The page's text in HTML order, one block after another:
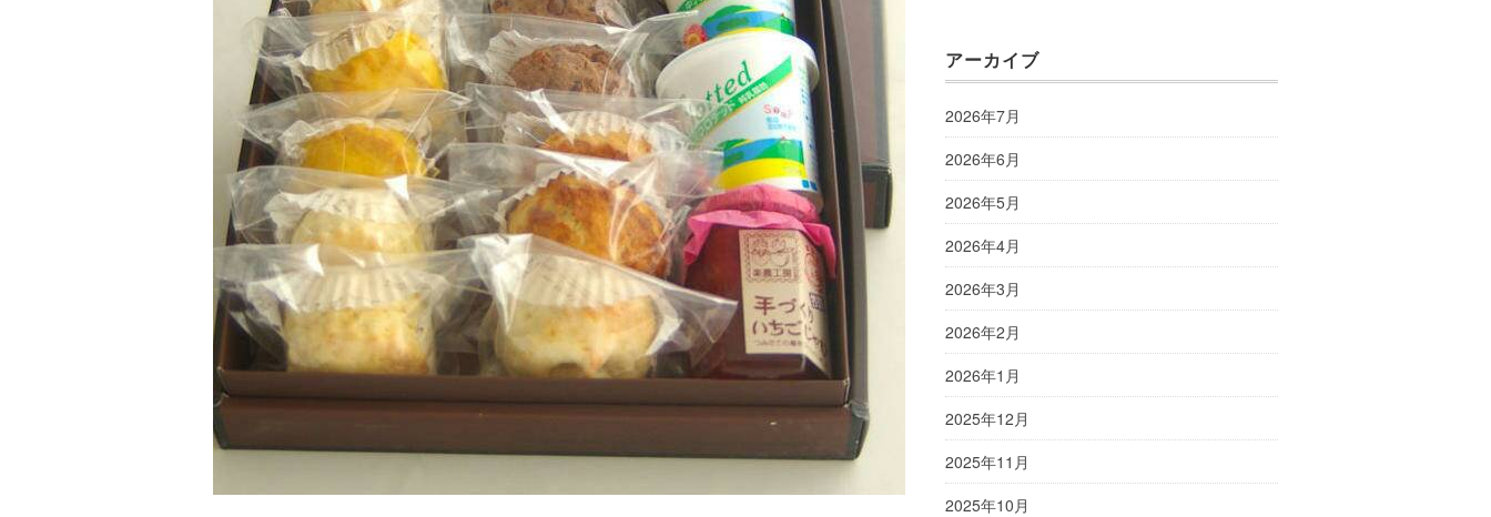
アーカイブ
2026年7月
2026年6月
2026年5月
2026年4月
2026年3月
2026年2月
2026年1月
2025年12月
2025年11月
2025年10月